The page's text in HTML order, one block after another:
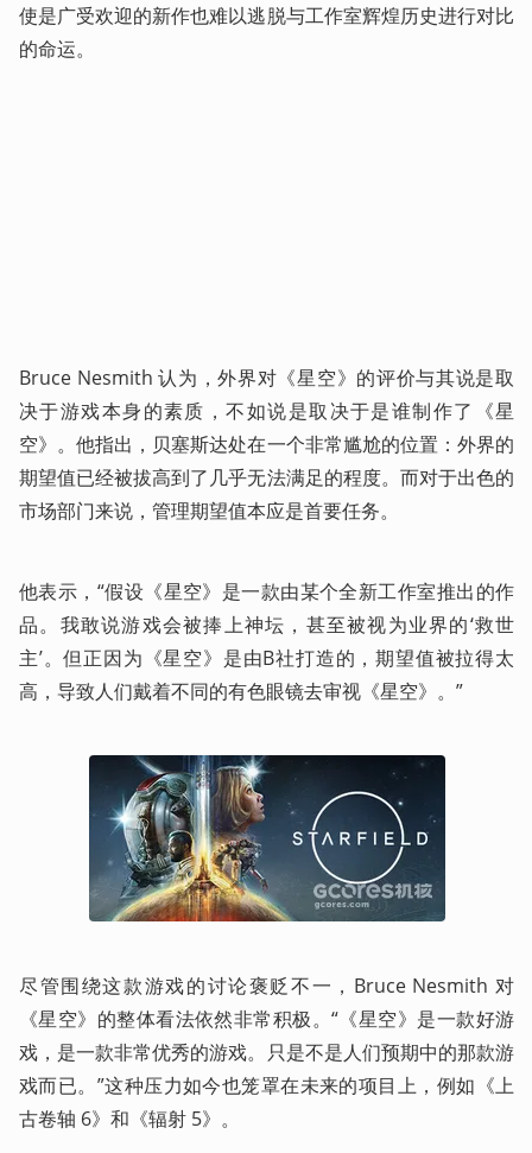
使是广受欢迎的新作也难以逃脱与工作室辉煌历史进行对比
的命运。
Bruce Nesmith 认为，外界对《星空》的评价与其说是取
决于游戏本身的素质，不如说是取决于是谁制作了《星
空》。他指出，贝塞斯达处在一个非常尴尬的位置：外界的
期望值已经被拔高到了几乎无法满足的程度。而对于出色的
市场部门来说，管理期望值本应是首要任务。
他表示，“假设《星空》是一款由某个全新工作室推出的作
品。我敢说游戏会被捧上神坛，甚至被视为业界的‘救世
主’。但正因为《星空》是由B社打造的，期望值被拉得太
高，导致人们戴着不同的有色眼镜去审视《星空》。”
尽管围绕这款游戏的讨论褒贬不一，Bruce Nesmith 对
《星空》的整体看法依然非常积极。“《星空》是一款好游
戏，是一款非常优秀的游戏。只是不是人们预期中的那款游
戏而已。”这种压力如今也笼罩在未来的项目上，例如《上
古卷轴 6》和《辐射 5》。